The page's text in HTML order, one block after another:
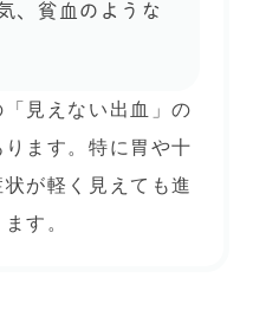
、貧血のような
見えない出血」の
ます。特に胃や十
が軽く見えても進
す。